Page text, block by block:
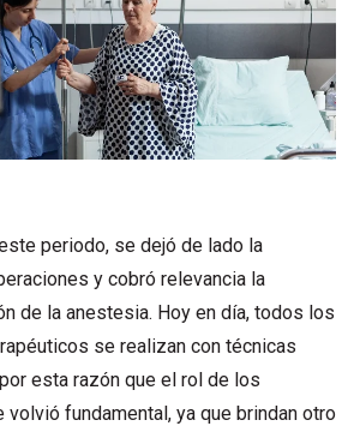
periodo, se dejó de lado la
y cobró relevancia la
de la anestesia. Hoy en día, todos los
se realizan con técnicas
esta razón que el rol de los
fundamental, ya que brindan otro